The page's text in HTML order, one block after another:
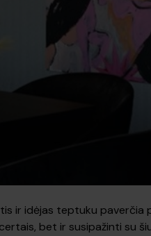
ir idėjas teptuku paverčia
bet ir susipažinti su